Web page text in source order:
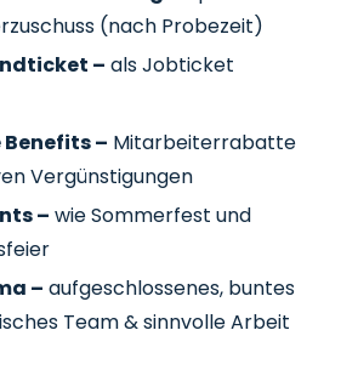
(nach Probezeit)
– als Jobticket
– Mitarbeiterrabatte
Vergünstigungen
– wie Sommerfest und
– aufgeschlossenes, buntes
Team & sinnvolle Arbeit